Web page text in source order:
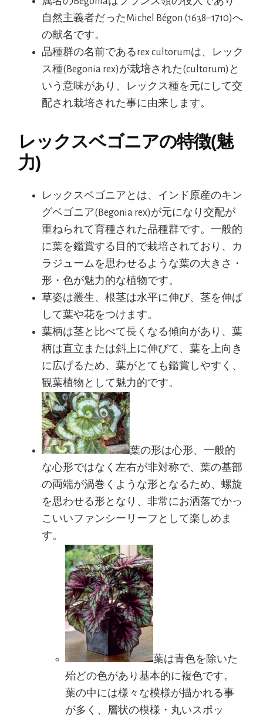
自然主義者だったMichel Bégon (1638–1710)へ
の献名です。
品種群の名前であるrex cultorumは、レック
ス種(Begonia rex)が栽培された(cultorum)と
いう意味があり、レックス種を元にして交
配され栽培された事に由来します。
レックスベゴニアの特徴(魅
力)
レックスベゴニアとは、インド原産のキン
グベゴニア(Begonia rex)が元になり交配が
重ねられて育種された品種群です。一般的
に葉を鑑賞する目的で栽培されており、カ
ラジュームを思わせるような葉の大きさ・
形・色が魅力的な植物です。
草姿は叢生、根茎は水平に伸び、茎を伸ば
して葉や花をつけます。
葉柄は茎と比べて長くなる傾向があり、葉
柄は直立または斜上に伸びて、葉を上向き
に広げるため、葉がとても鑑賞しやすく、
観葉植物として魅力的です。
葉の形は心形、一般的
な心形ではなく左右が非対称で、葉の基部
の両端が渦巻くような形となるため、螺旋
を思わせる形となり、非常にお洒落でかっ
こいいファンシーリーフとして楽しめま
す。
葉は青色を除いた
殆どの色があり基本的に複色です。
葉の中には様々な模様が描かれる事
が多く、層状の模様・丸いスポッ